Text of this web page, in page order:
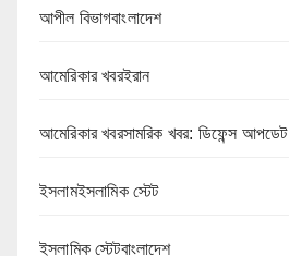
আপীল বিভাগবাংলাদেশ
আমেরিকার খবরইরান
আমেরিকার খবরসামরিক খবর: ডিফেন্স আপডেট
ইসলামইসলামিক স্টেট
ইসলামিক স্টেটবাংলাদেশ